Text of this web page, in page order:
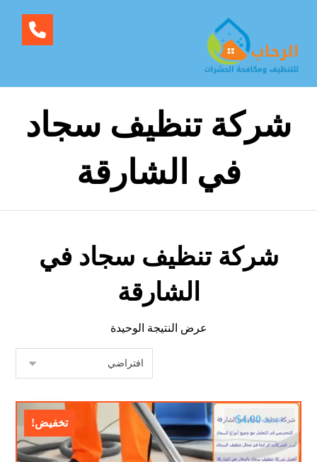
شركة تنظيف سجاد
في الشارقة
شركة تنظيف سجاد في
الشارقة
عرض النتيجة الوحيدة
تخفيض! $6.00
$4.00